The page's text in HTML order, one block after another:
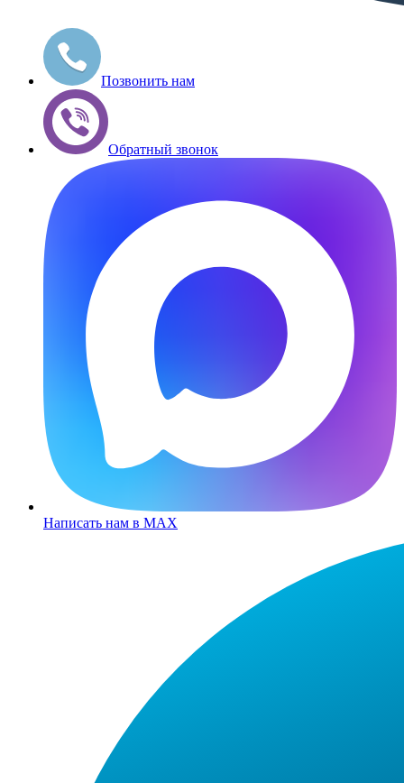
Позвонить нам
Обратный звонок
Написать нам в MAX